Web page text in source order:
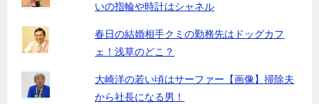
いの指輪や時計はシャネル
春日の結婚相手クミの勤務先はドッグカフ
ェ！浅草のどこ？
大崎洋の若い頃はサーファー【画像】掃除夫
から社長になる男！